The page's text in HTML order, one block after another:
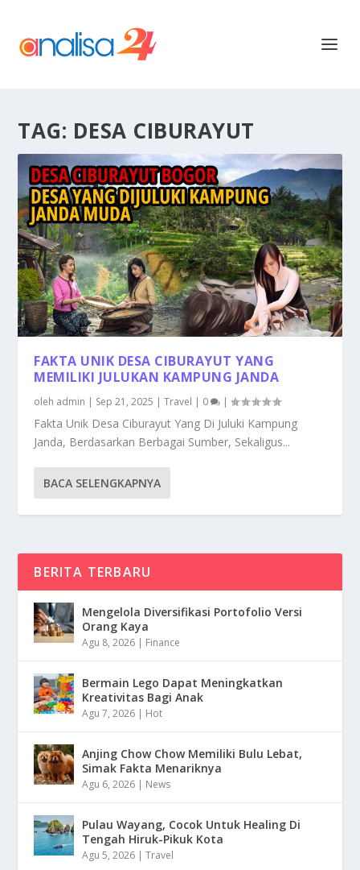
TAG: DESA CIBURAYUT
FAKTA UNIK DESA CIBURAYUT YANG
MEMILIKI JULUKAN KAMPUNG JANDA
oleh admin | Sep 21, 2025 |Travel | 0 |
Fakta Unik Desa Ciburayut Yang Di Juluki Kampung
Janda, Berdasarkan Berbagai Sumber, Sekaligus...
BACA SELENGKAPNYA
BERITA TERBARU
Mengelola Diversifikasi Portofolio Versi
Orang Kaya
Agu 8, 2026 | Finance
Bermain Lego Dapat Meningkatkan
Kreativitas Bagi Anak
Agu 7, 2026 | Hot
Anjing Chow Chow Memiliki Bulu Lebat,
Simak Fakta Menariknya
Agu 6, 2026 | News
Pulau Wayang, Cocok Untuk Healing Di
Tengah Hiruk-Pikuk Kota
Agu 5, 2026 |Travel